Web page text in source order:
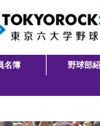
名簿 野球部